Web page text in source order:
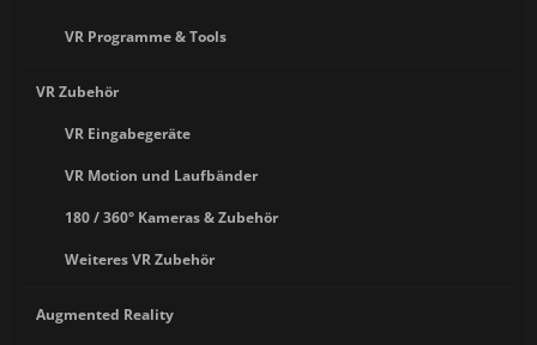
VR Programme & Tools
VR Zubehör
VR Eingabegeräte
VR Motion und Laufbänder
180 / 360° Kameras & Zubehör
Weiteres VR Zubehör
Augmented Reality